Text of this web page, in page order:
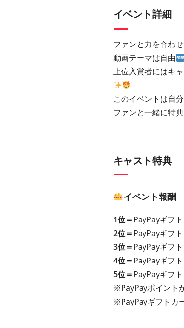
イベント詳細
ファンと力を合わ
動画テーマは自由
上位入賞者にはキ
このイベントは自
ファンと一緒に特
キャスト特典
イベント報酬
1位＝PayPayギフ
2位＝PayPayギフ
3位＝PayPayギフ
4位＝PayPayギフ
5位＝PayPayギフ
※PayPayポイント
※PayPayギフトカ